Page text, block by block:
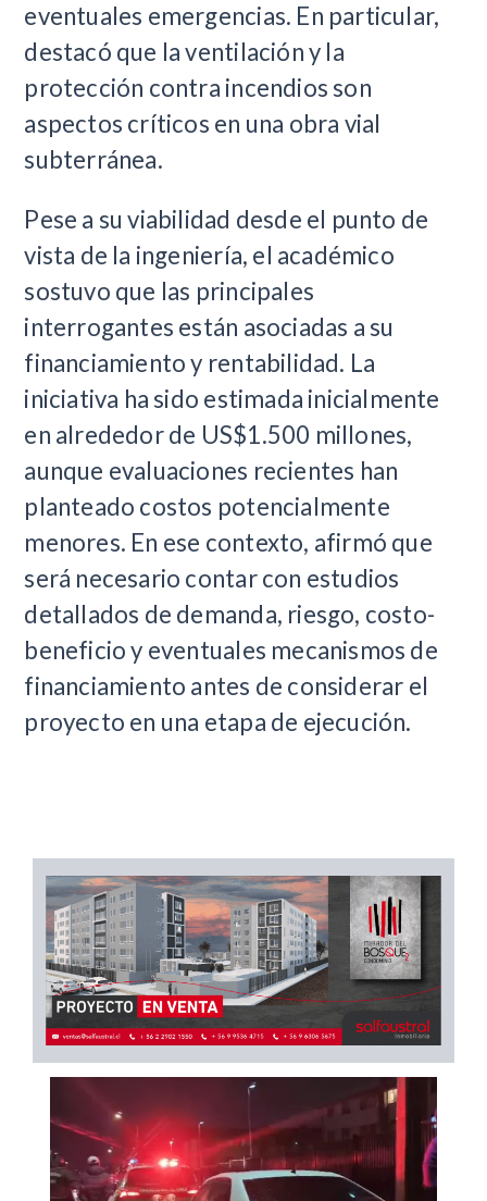
eventuales emergencias. En particular,
destacó que la ventilación y la
protección contra incendios son
aspectos críticos en una obra vial
subterránea.
Pese a su viabilidad desde el punto de
vista de la ingeniería, el académico
sostuvo que las principales
interrogantes están asociadas a su
financiamiento y rentabilidad. La
iniciativa ha sido estimada inicialmente
en alrededor de US$1.500 millones,
aunque evaluaciones recientes han
planteado costos potencialmente
menores. En ese contexto, afirmó que
será necesario contar con estudios
detallados de demanda, riesgo, costo-
beneficio y eventuales mecanismos de
financiamiento antes de considerar el
proyecto en una etapa de ejecución.